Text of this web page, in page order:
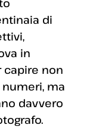
di
in
capire non
ma
davvero